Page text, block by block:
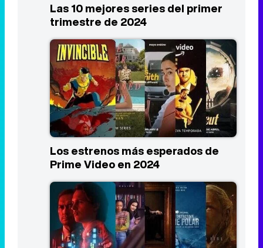
Las 10 mejores series del primer
trimestre de 2024
Los estrenos más esperados de
Prime Video en 2024